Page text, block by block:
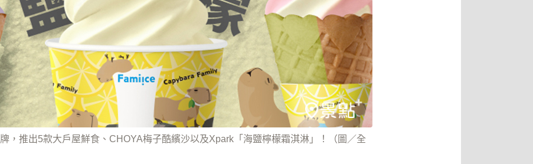
，推出5款大戶屋鮮食、CHOYA梅子酷繽沙以及Xpark「海鹽檸檬霜淇淋」！（圖／全